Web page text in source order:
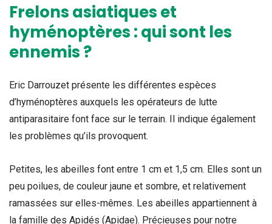
Frelons asiatiques et
hyménoptères : qui sont les
ennemis ?
Eric Darrouzet présente les différentes espèces
d’hyménoptères auxquels les opérateurs de lutte
antiparasitaire font face sur le terrain. Il indique également
les problèmes qu’ils provoquent.
Petites, les abeilles font entre 1 cm et 1,5 cm. Elles sont un
peu poilues, de couleur jaune et sombre, et relativement
ramassées sur elles-mêmes. Les abeilles appartiennent à
la famille des Apidés (Apidae). Précieuses pour notre